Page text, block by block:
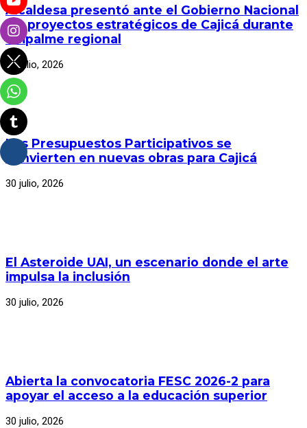
Alcaldesa presentó ante el Gobierno Nacional
los proyectos estratégicos de Cajicá durante
empalme regional
30 julio, 2026
Los Presupuestos Participativos se
convierten en nuevas obras para Cajicá
30 julio, 2026
El Asteroide UAI, un escenario donde el arte
impulsa la inclusión
30 julio, 2026
Abierta la convocatoria FESC 2026-2 para
apoyar el acceso a la educación superior
30 julio, 2026